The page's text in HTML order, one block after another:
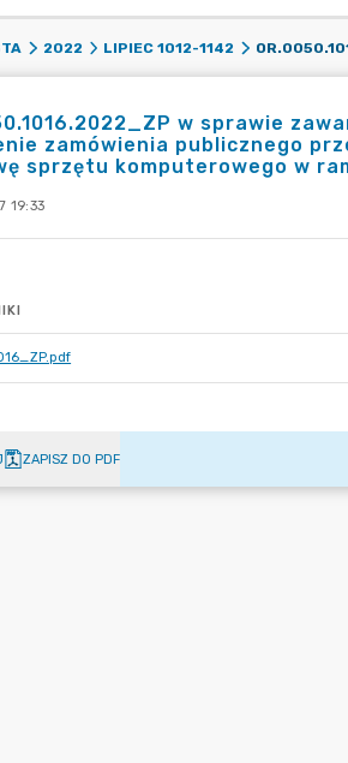
2022 LIPIEC 1012-1142
w sprawie
zamówienia publicznego
sprzętu komputerowego w
19:33
ZAPISZ DO PDF